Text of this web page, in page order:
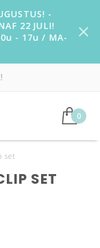
-
22 JULI!
- 17u / MA-
0
set
SET